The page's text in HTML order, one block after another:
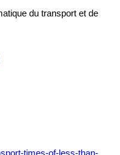
du transport et de